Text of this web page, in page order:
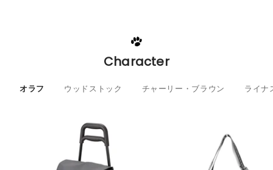
Character
オラフ ウッドストック チャーリー・ブラウン ライナ